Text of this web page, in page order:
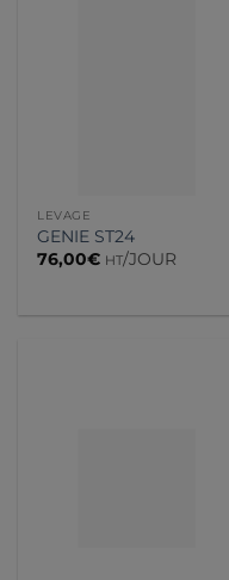
LEVAGE
GENIE ST24
76,00€ HT/JOUR